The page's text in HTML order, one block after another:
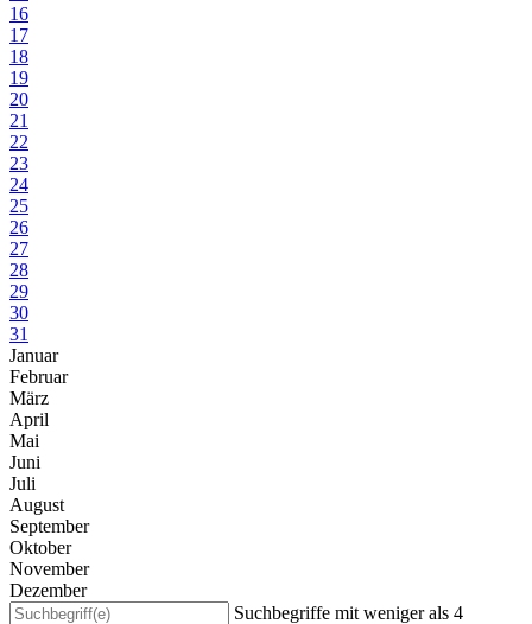
16
17
18
19
20
21
22
23
24
25
26
27
28
29
30
31
Januar
Februar
März
April
Mai
Juni
Juli
August
September
Oktober
November
Dezember
Suchbegriffe mit weniger als 4